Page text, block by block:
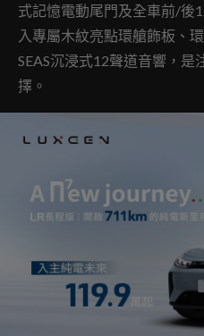
式記憶電動尾門及全車前/後
入專屬木紋亮點環艙飾板、
SEAS沉浸式12聲道音響，
擇。